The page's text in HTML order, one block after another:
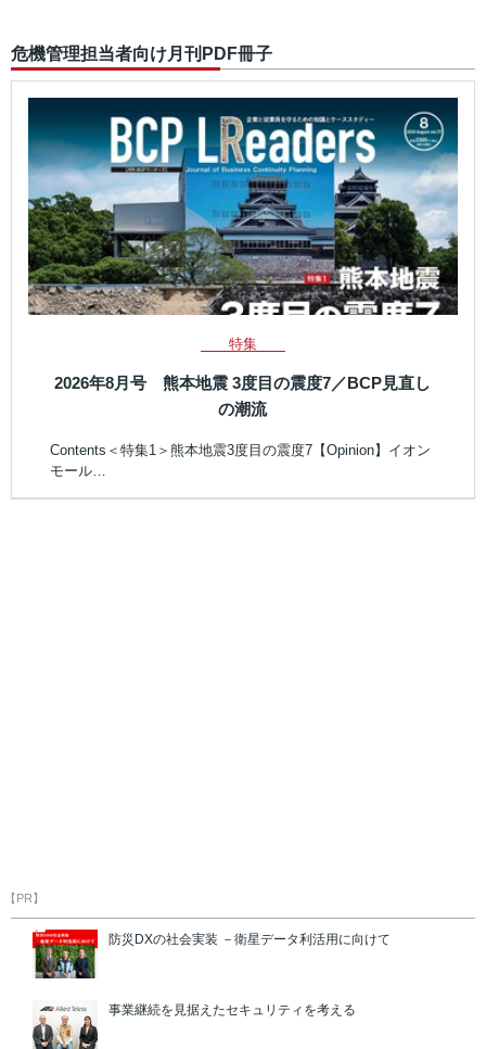
危機管理担当者向け月刊PDF冊子
特集
2026年8月号 熊本地震 3度目の震度7／BCP見直し
の潮流
Contents＜特集1＞熊本地震3度目の震度7【Opinion】イオン
モール…
【PR】
防災DXの社会実装 －衛星データ利活用に向けて
事業継続を見据えたセキュリティを考える